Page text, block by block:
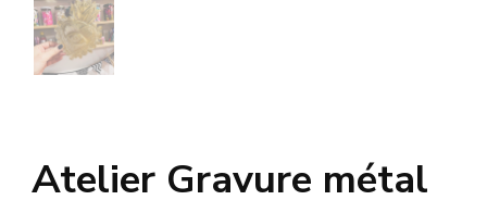
Atelier Gravure métal